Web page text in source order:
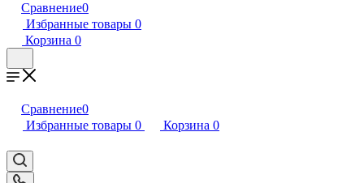
Сравнение0
Избранные товары 0
Корзина 0
Сравнение0
Избранные товары 0 Корзина 0